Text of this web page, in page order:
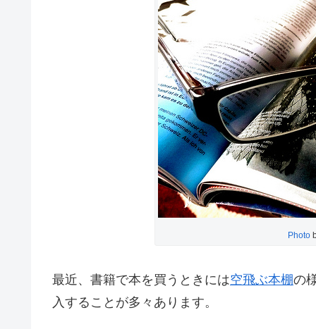
Photo
最近、書籍で本を買うときには空飛ぶ本棚の
入することが多々あります。